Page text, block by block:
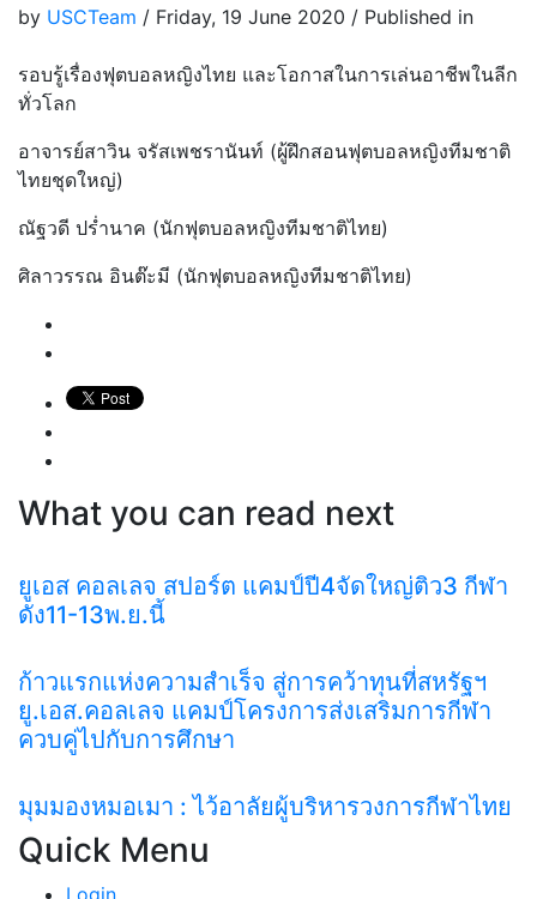
by USCTeam / Friday, 19 June 2020 / Published in
รอบรู้เรื่องฟุตบอลหญิงไทย​ และโอกาสในการเล่นอาชีพในลีก
ทั่วโลก
อาจารย์​สาวิน​ จรัสเพชรานันท์​ (ผู้ฝึกสอนฟุตบอลหญิงทีมชาติ
ไทยชุดใหญ่)
ณัฐวดี​ ปร่ำนาค​ (นักฟุตบอล​หญิงทีมชาติไทย)
ศิลาวรรณ​ อินต๊ะมี​ (นักฟุตบอล​หญิง​ทีม​ชาติ​ไทย)​
What you can read next
ยูเอส คอลเลจ สปอร์ต แคมป์ปี4จัดใหญ่ติว3 กีฬา
ดัง11-13พ.ย.นี้
ก้าวแรกแห่งความสำเร็จ สู่การคว้าทุนที่สหรัฐฯ
ยู.เอส.คอลเลจ แคมป์โครงการส่งเสริมการกีฬา
ควบคู่ไปกับการศึกษา
มุมมองหมอเมา : ไว้อาลัยผู้บริหารวงการกีฬาไทย
Quick Menu
Login